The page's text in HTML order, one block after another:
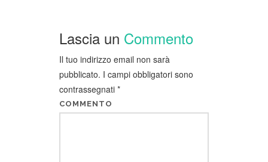
Lascia un Commento
Il tuo indirizzo email non sarà
pubblicato. I campi obbligatori sono
contrassegnati *
COMMENTO